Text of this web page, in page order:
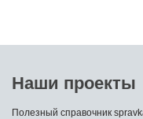
Наши проекты
Полезный справочник